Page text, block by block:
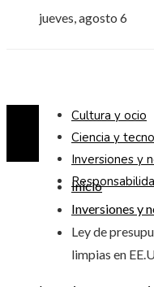
jueves, agosto 6
Cultura y ocio
Ciencia y
Inversiones y
Inicio
Inversiones y
Ley de
limpias en